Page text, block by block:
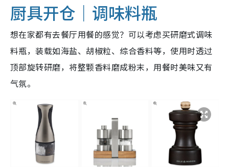
厨具开仓｜调味料瓶
想在家都有去餐厅用餐的感觉？可以考虑买研磨式调味
料瓶，装载如海盐、胡椒粒、综合香料等，使用时透过
顶部旋转研磨，将整颗香料磨成粉末，用餐时美味又有
气氛。